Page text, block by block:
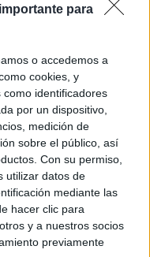
para
o accedemos a
cookies, y
identificadores
por un dispositivo,
medición de
sobre el público, así
Con su permiso,
utilizar datos de
mediante las
hacer clic para
y a nuestros socios
previamente